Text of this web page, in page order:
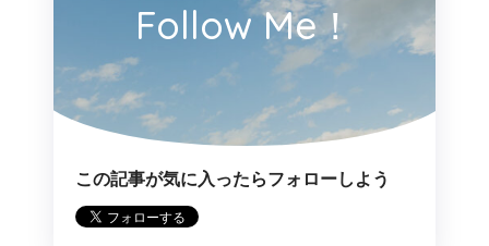
Follow Me！
この記事が気に入ったらフォローしよう